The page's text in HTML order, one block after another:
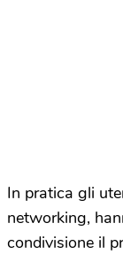
In pratica gli
networking,
condivisione il